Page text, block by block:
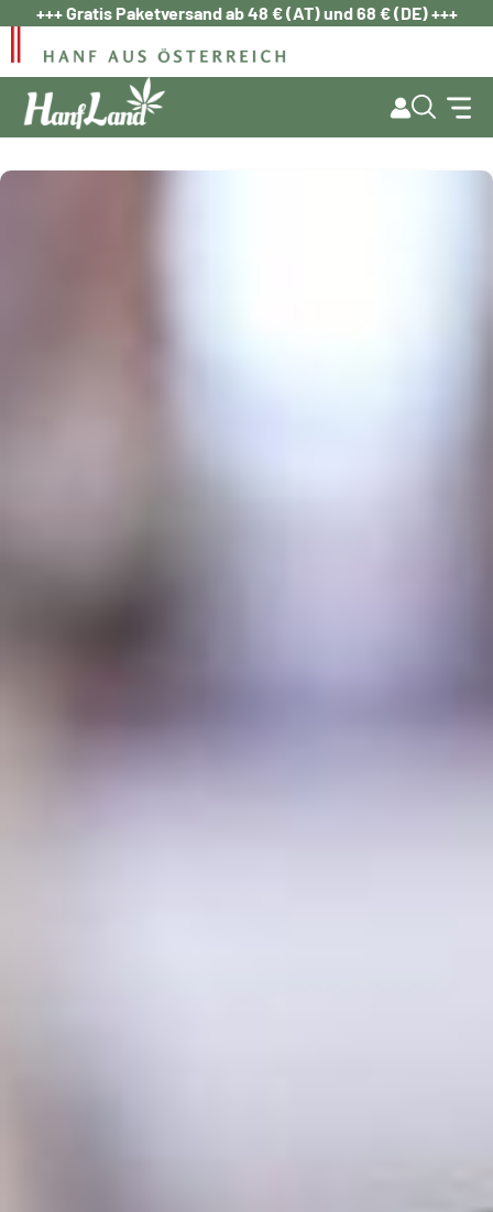
Zum
Inhalt
springen
+++ Gratis Paketversand ab 48 € (AT) und 68 € (DE) +++